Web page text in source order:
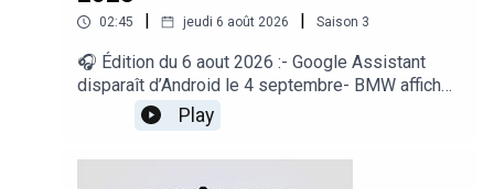
02:45 jeudi 6 août 2026 Saison 3
🎧 Édition du 6 aout 2026 :- Google Assistant
disparaît d’Android le 4 septembre- BMW affiche
une publicité dans ses véhicules- OnePlus n’a
plus de téléphones à vendre en Amérique du
Nord- Disney ouvre ses personnages aux
Play